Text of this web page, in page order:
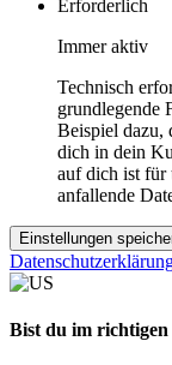
Erforderlich
Immer aktiv
Technisch
grundlegende
Beispiel dazu,
dich in dein
auf dich ist für
anfallende
Einstellungen
Bist du im richtigen